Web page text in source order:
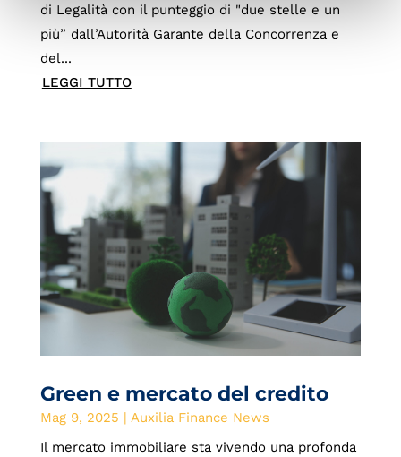
di Legalità con il punteggio di "due stelle e un
più” dall’Autorità Garante della Concorrenza e
del...
LEGGI TUTTO
Green e mercato del credito
Mag 9, 2025 | Auxilia Finance News
Il mercato immobiliare sta vivendo una profonda